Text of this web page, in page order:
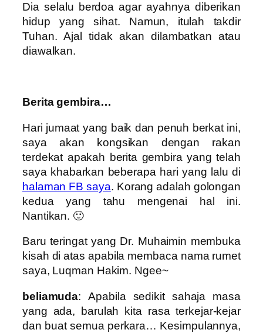
Dia selalu berdoa agar ayahnya diberikan
hidup yang sihat. Namun, itulah takdir
Tuhan. Ajal tidak akan dilambatkan atau
diawalkan.
Berita gembira…
Hari jumaat yang baik dan penuh berkat ini,
saya akan kongsikan dengan rakan
terdekat apakah berita gembira yang telah
saya khabarkan beberapa hari yang lalu di
halaman FB saya. Korang adalah golongan
kedua yang tahu mengenai hal ini.
Nantikan. 🙂
Baru teringat yang Dr. Muhaimin membuka
kisah di atas apabila membaca nama rumet
saya, Luqman Hakim. Ngee~
beliamuda:
Apabila sedikit sahaja masa
yang ada, barulah kita rasa terkejar-kejar
dan buat semua perkara… Kesimpulannya,